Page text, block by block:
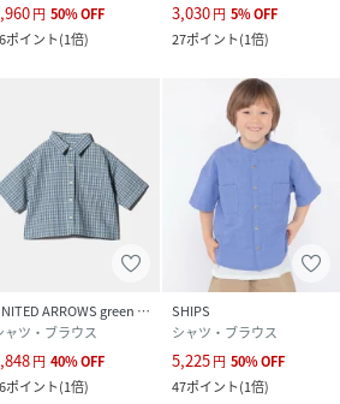
円 50%OFF
ポイント(1倍)
3,030円 5%OFF
27ポイント(1倍)
UNITED ARROWS green label relaxing
ャツ・ブラウス
円 40%OFF
ポイント(1倍)
SHIPS
シャツ・ブラウス
5,225円 50%OFF
47ポイント(1倍)